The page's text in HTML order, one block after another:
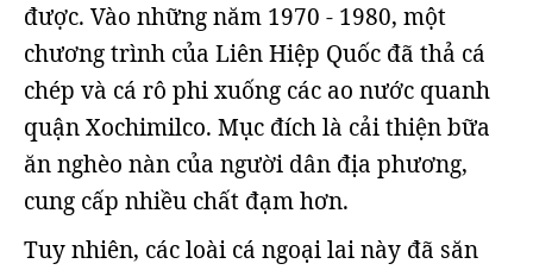
được. Vào những năm 1970 - 1980, một
chương trình của Liên Hiệp Quốc đã thả cá
chép và cá rô phi xuống các ao nước quanh
quận Xochimilco. Mục đích là cải thiện bữa
ăn nghèo nàn của người dân địa phương,
cung cấp nhiều chất đạm hơn.
Tuy nhiên, các loài cá ngoại lai này đã săn